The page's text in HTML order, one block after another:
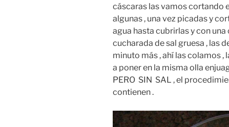
cáscaras las vamos cortando
algunas , una vez picadas y
agua hasta cubrirlas y con
cucharada de sal gruesa , las
minuto más , ahí las colamos
a poner en la misma olla
PERO SIN SAL , el
contienen .